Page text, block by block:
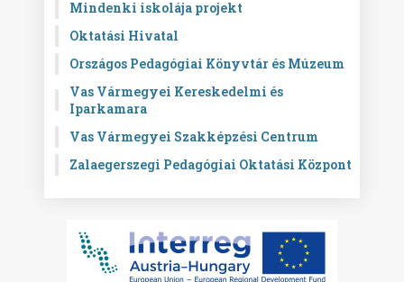
Mindenki iskolája projekt
Oktatási Hivatal
Országos Pedagógiai Könyvtár és Múzeum
Vas Vármegyei Kereskedelmi és
Iparkamara
Vas Vármegyei Szakképzési Centrum
Zalaegerszegi Pedagógiai Oktatási Központ